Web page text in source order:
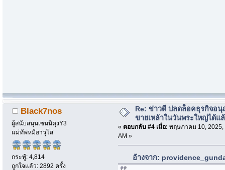
Black7nos
ผู้สนับสนุนเซนนิคุงY3
แม่ทัพหมีอาวุโส
กระทู้: 4,814
ถูกใจแล้ว: 2892 ครั้ง
Re: ข่าวดี ปลดล็อคธุรกิจอนุ
ขายเหล้าในวันพระใหญ่ได้แ
« ตอบกลับ #4 เมื่อ: พฤษภาคม 10, 2025,
AM »
อ้างจาก: